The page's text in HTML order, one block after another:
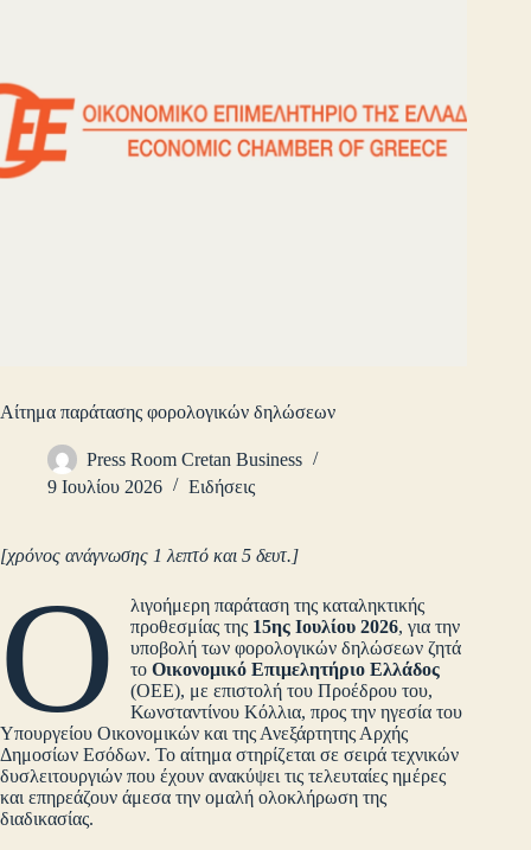
Αίτημα παράτασης φορολογικών δηλώσεων
Press Room Cretan Business
9 Ιουλίου 2026
Ειδήσεις
[χρόνος ανάγνωσης 1 λεπτό και 5 δευτ.]
Ο
λιγοήμερη παράταση της καταληκτικής
προθεσμίας της 15ης Ιουλίου 2026, για την
υποβολή των φορολογικών δηλώσεων ζητά
τοΟικονομικό Επιμελητήριο Ελλάδος
(ΟΕΕ), με επιστολή του Προέδρου του,
Κωνσταντίνου Κόλλια, προς την ηγεσία του
Υπουργείου Οικονομικών και της Ανεξάρτητης Αρχής
Δημοσίων Εσόδων. Το αίτημα στηρίζεται σε σειρά τεχνικών
δυσλειτουργιών που έχουν ανακύψει τις τελευταίες ημέρες
και επηρεάζουν άμεσα την ομαλή ολοκλήρωση της
διαδικασίας.